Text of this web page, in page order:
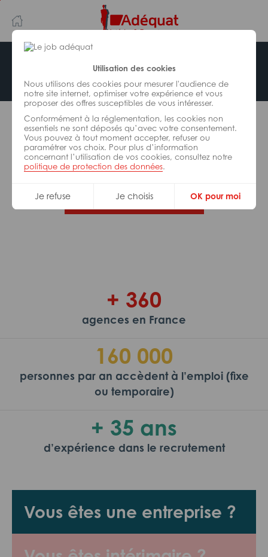
Utilisation des cookies
Nous utilisons des cookies pour mesurer l'audience de
notre site internet, optimiser votre expérience et vous
proposer des offres susceptibles de vous intéresser.
Conformément à la réglementation, les cookies non
essentiels ne sont déposés qu’avec votre consentement.
Vous pouvez à tout moment accepter, refuser ou
paramétrer vos choix. Pour plus d’information
concernant l’utilisation de vos cookies, consultez notre
politique de protection des données.
Je refuse Je choisis OK pour moi
au
contenu
principal
navigation
Offre indisponible
L’offre d’emploi que vous tentez de consulter n’est
plus disponible.
De nombreuses autres missions peuvent vous
correspondre, consultez toutes nos offres.
Trouvez votre job Adéquat !
Vous êtes une entreprise ?
+ 360
agences en France
160 000
personnes par an accèdent à l’emploi (fixe
ou temporaire)
+ 35 ans
d’expérience dans le recrutement